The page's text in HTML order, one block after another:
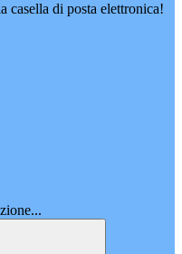
casella di posta elettronica!